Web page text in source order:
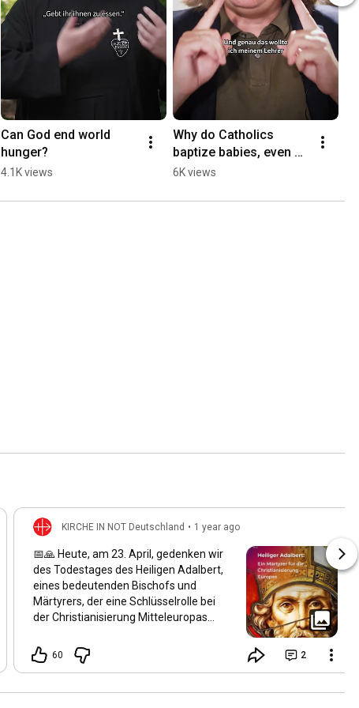
Can God end world
hunger?
4.1K views
Why do Catholics
baptize babies, even
though they can't
themselves yet? 🤔
6K views
KIRCHE IN NOT Deutschland • 1 year ago
📅🙏 Heute, am 23. April, gedenken wir
des Todestages des Heiligen Adalbert,
eines bedeutenden Bischofs und
Märtyrers, der eine Schlüsselrolle bei
der Christianisierung Mitteleuropas
wurde er der zweite Bischof von Prag
und setzte sich intensiv für die
Böhmen, Polen und Ungarn ein. Am 23.
60 2